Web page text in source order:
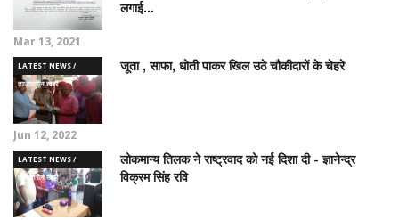
लगाई...
Mar 13, 2021
LATEST NEWS /
ताज़ातरीन खबरें
जूता , साफा, धोती पाकर खिल उठे चौकीदारों के चेहरे
Jun 12, 2022
LATEST NEWS /
ताज़ातरीन खबरें
लोकमान्य तिलक ने राष्ट्रवाद को नई दिशा दी - ज्ञानेन्द्र
विक्रम सिंह रवि